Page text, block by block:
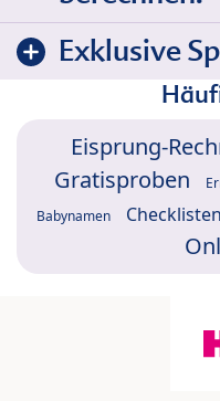
Exklusive
Eisprung-
Gratisproben
Babynamen